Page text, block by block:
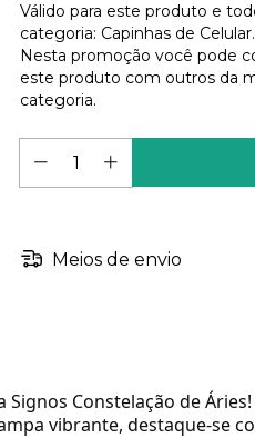
Válido para este produto e
categoria: Capinhas de Celular.
Nesta promoção você pode
este produto com outros da
categoria.
Meios de envio
Constelação de Áries!
vibrante, destaque-se